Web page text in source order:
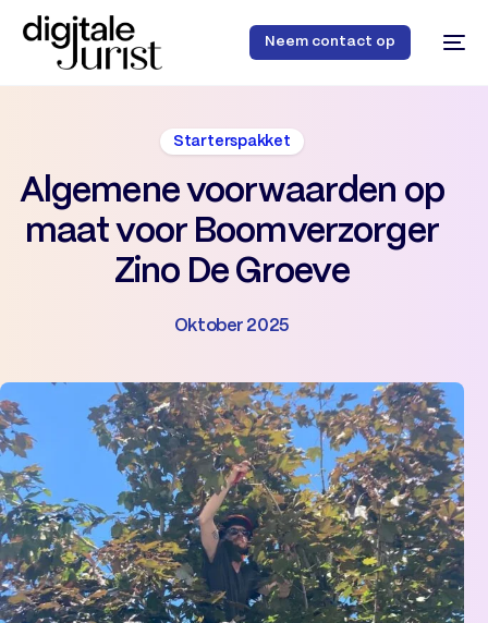
Neem contact op
Starterspakket
Algemene voorwaarden op
maat voor Boomverzorger
Zino De Groeve
Oktober 2025
48